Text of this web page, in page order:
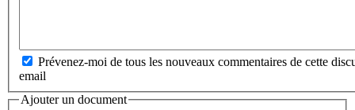
Prévenez-moi de tous les nouveaux commentaires de cette
email
Ajouter un document